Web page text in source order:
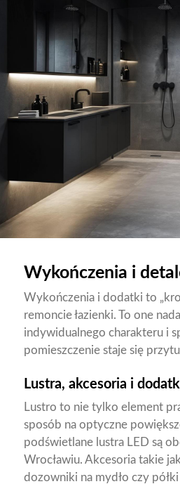
Wykończenia i
Wykończenia i dodatki to
remoncie łazienki. To one
indywidualnego charakteru i
pomieszczenie staje się
Lustra, akcesoria i
Lustro to nie tylko element
sposób na optyczne
podświetlane lustra LED są
Wrocławiu. Akcesoria takie
dozowniki na mydło czy